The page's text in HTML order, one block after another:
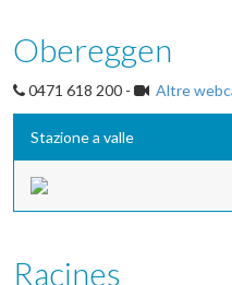
Obereggen
0471 618 200 - Altre
Stazione a valle
Racines